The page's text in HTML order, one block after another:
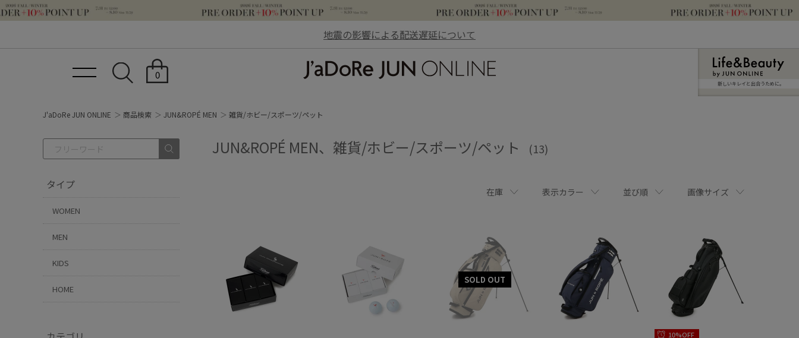
地震の影響による配送遅延について
0
新しいキレイと出合うために。
J'aDoRe JUN ONLINE 商品検索 JUN&ROPÉ MEN 雑貨/ホビー/スポーツ/ペット
タイプ
WOMEN
MEN
KIDS
HOME
JUN&ROPÉ MEN、雑貨/ホビー/スポーツ/ペット (13)
在庫 表示カラー 並び順 画像サイズ
10%OFF